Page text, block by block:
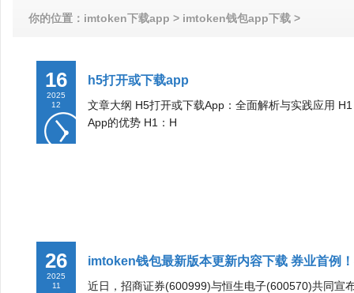
你的位置： imtoken下载app > imtoken钱包app下载 >
16
2025
12
h5打开或下载app
文章大纲 H5打开或下载App：全面解析与实践应用
App的优势 H1：H
26
2025
11
imtoken钱包最新版本更新内容下载 券业首例
近日，招商证券(600999)与恒生电子(600570)共同宣